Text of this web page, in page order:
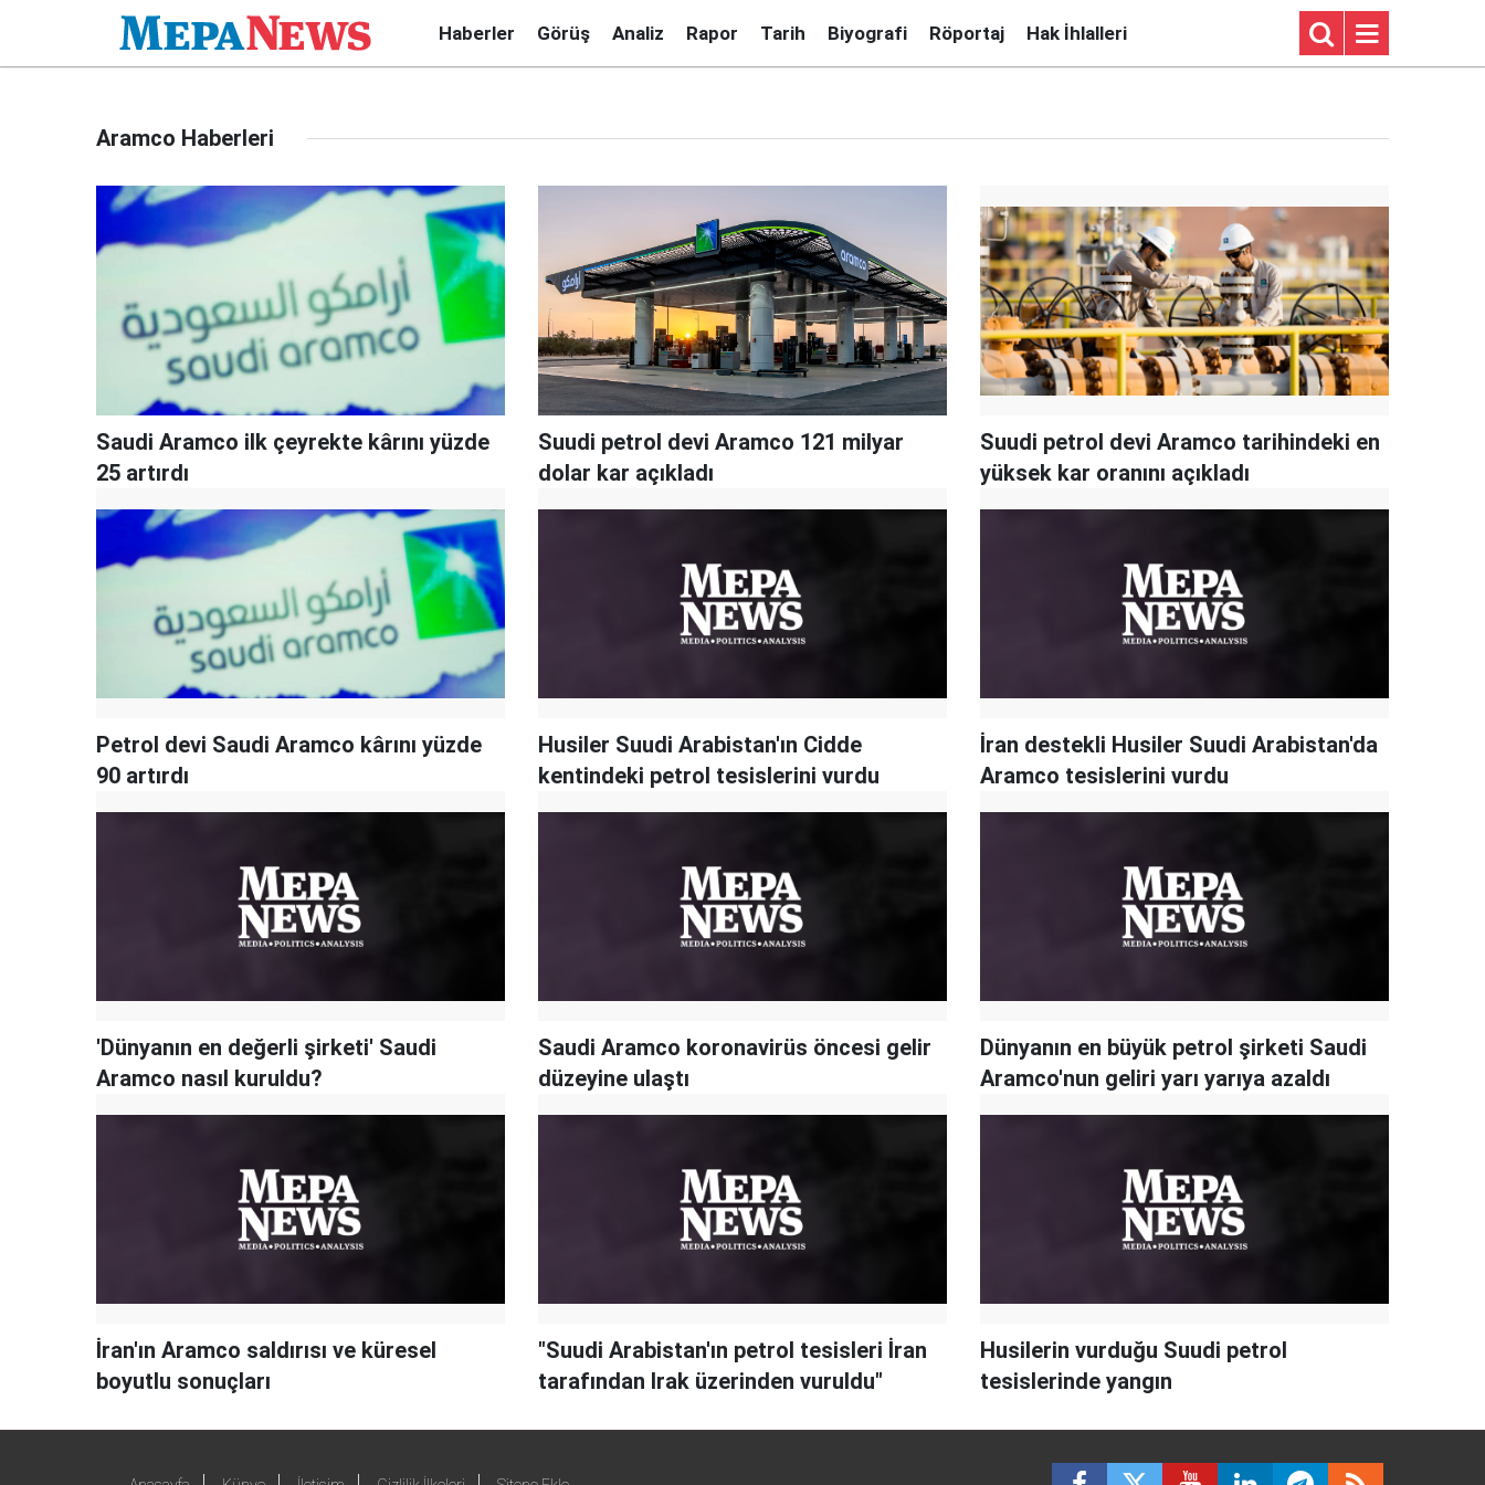
Haberler Görüş Analiz Rapor Tarih Biyografi Röportaj Hak İhlalleri
Aramco Haberleri
Saudi Aramco ilk çeyrekte kârını yüzde
25 artırdı
Suudi petrol devi Aramco 121 milyar
dolar kar açıkladı
Suudi petrol devi Aramco tarihindeki en
yüksek kar oranını açıkladı
Petrol devi Saudi Aramco kârını yüzde
90 artırdı
Husiler Suudi Arabistan'ın Cidde
kentindeki petrol tesislerini vurdu
İran destekli Husiler Suudi Arabistan'da
Aramco tesislerini vurdu
'Dünyanın en değerli şirketi' Saudi
Aramco nasıl kuruldu?
Saudi Aramco koronavirüs öncesi gelir
düzeyine ulaştı
Dünyanın en büyük petrol şirketi Saudi
Aramco'nun geliri yarı yarıya azaldı
İran'ın Aramco saldırısı ve küresel
boyutlu sonuçları
"Suudi Arabistan'ın petrol tesisleri İran
tarafından Irak üzerinden vuruldu"
Husilerin vurduğu Suudi petrol
tesislerinde yangın